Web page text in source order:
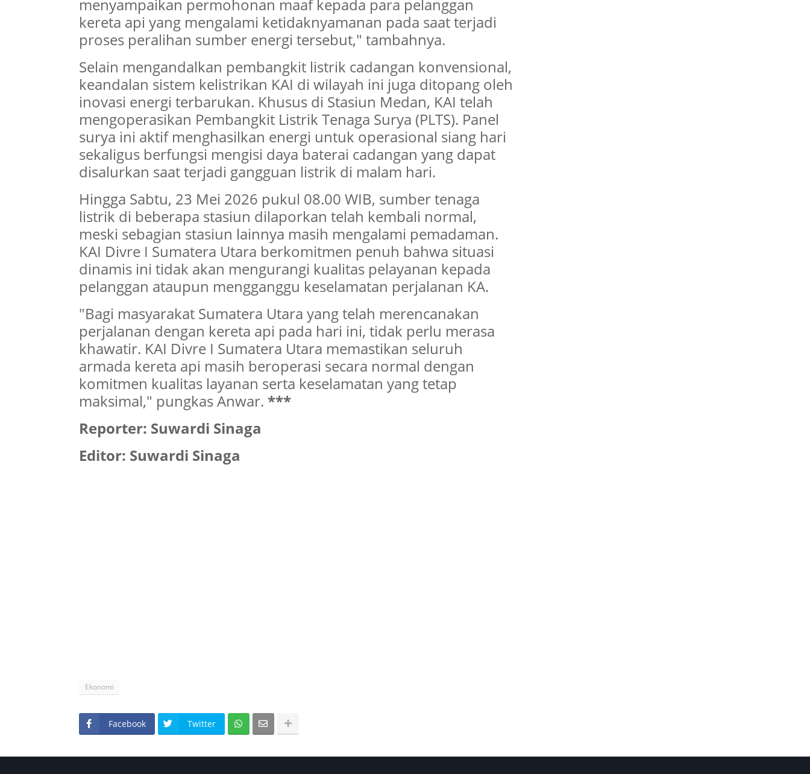
menyampaikan permohonan maaf kepada para pelanggan
kereta api yang mengalami ketidaknyamanan pada saat terjadi
proses peralihan sumber energi tersebut," tambahnya.
Selain mengandalkan pembangkit listrik cadangan konvensional,
keandalan sistem kelistrikan KAI di wilayah ini juga ditopang oleh
inovasi energi terbarukan. Khusus di Stasiun Medan, KAI telah
mengoperasikan Pembangkit Listrik Tenaga Surya (PLTS). Panel
surya ini aktif menghasilkan energi untuk operasional siang hari
sekaligus berfungsi mengisi daya baterai cadangan yang dapat
disalurkan saat terjadi gangguan listrik di malam hari.
Hingga Sabtu, 23 Mei 2026 pukul 08.00 WIB, sumber tenaga
listrik di beberapa stasiun dilaporkan telah kembali normal,
meski sebagian stasiun lainnya masih mengalami pemadaman.
KAI Divre I Sumatera Utara berkomitmen penuh bahwa situasi
dinamis ini tidak akan mengurangi kualitas pelayanan kepada
pelanggan ataupun mengganggu keselamatan perjalanan KA.
"Bagi masyarakat Sumatera Utara yang telah merencanakan
perjalanan dengan kereta api pada hari ini, tidak perlu merasa
khawatir. KAI Divre I Sumatera Utara memastikan seluruh
armada kereta api masih beroperasi secara normal dengan
komitmen kualitas layanan serta keselamatan yang tetap
maksimal," pungkas Anwar. ***
Reporter: Suwardi Sinaga
Editor: Suwardi Sinaga
Ekonomi
Facebook Twitter